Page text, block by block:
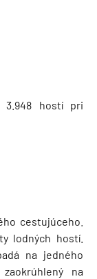
3.948 hostí pri
cestujúceho.
lodných hostí.
na jedného
na